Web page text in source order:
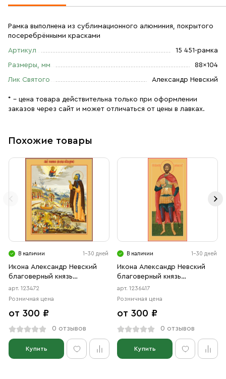
Рамка выполнена из сублимационного алюминия, покрытого
посеребрёнными красками
Артикул 15 451-рамка
Размеры, мм 88×104
Лик Святого Александр Невский
* – цена товара действительна только при оформлении
заказов через сайт и может отличаться от цены в лавках.
Похожие товары
В наличии 1-30 дней
Икона Александр Невский
благоверный князь
(АРТ.00472)
арт. 123472
Розничная цена
от 300 ₽
0 отзывов
Купить
В наличии 1-30 дней
Икона Александр Невский
благоверный князь
(АРТ.06417)
арт. 1236417
Розничная цена
от 300 ₽
0 отзывов
Купить